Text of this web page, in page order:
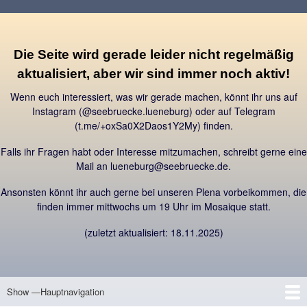
Inhalt
Die Seite wird gerade leider nicht regelmäßig
aktualisiert, aber wir sind immer noch aktiv!
Wenn euch interessiert, was wir gerade machen, könnt ihr uns auf
Instagram (@seebruecke.lueneburg) oder auf Telegram
(t.me/+oxSa0X2Daos1Y2My) finden.
Falls ihr Fragen habt oder Interesse mitzumachen, schreibt gerne eine
Mail an lueneburg@seebruecke.de.
Ansonsten könnt ihr auch gerne bei unseren Plena vorbeikommen, die
finden immer mittwochs um 19 Uhr im Mosaique statt.
(zuletzt aktualisiert: 18.11.2025)
Hauptnavigation
Show —Hauptnavigation